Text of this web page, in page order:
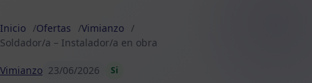
Inicio Ofertas
Vimianzo
Soldador/a – Instalador/a en obra
Vimianzo 23/06/2026 Si